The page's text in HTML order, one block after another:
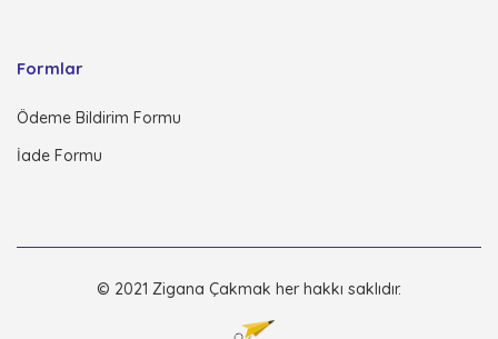
Formlar
Ödeme Bildirim Formu
İade Formu
© 2021 Zigana Çakmak her hakkı saklıdır.